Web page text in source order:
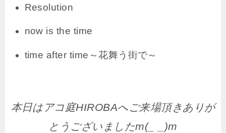
Resolution
now is the time
time after time～花舞う街で～
本日はアコ庭HIROBAへご来場頂きありが
とうございましたm(_ _)m